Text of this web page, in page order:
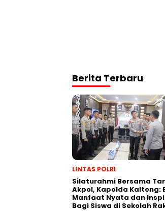
Berita Terbaru
LINTAS POLRI
Silaturahmi Bersama
Akpol, Kapolda Kalteng:
Manfaat Nyata dan
Bagi Siswa di Sekolah